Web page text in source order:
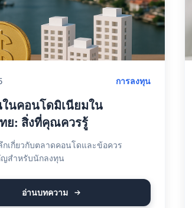
การลงทุน
ในคอนโดมิเนียมใน
ย: สิ่งที่คุณควรรู้
กเกี่ยวกับตลาดคอนโดและข้อควร
สำหรับนักลงทุน
อ่านบทความ